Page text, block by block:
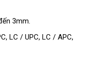
3mm.
LC / UPC, LC / APC,